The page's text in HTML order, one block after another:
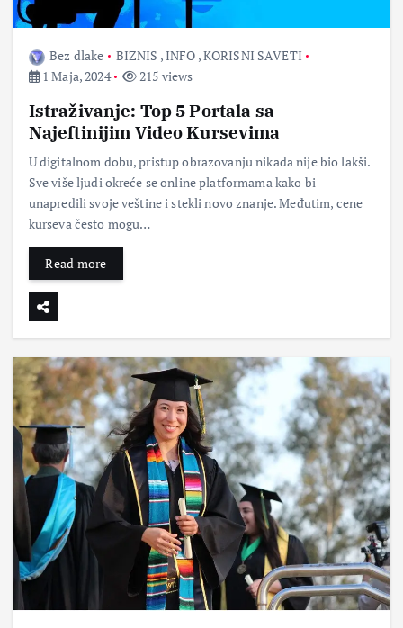
Bez dlake BIZNIS ,INFO ,KORISNI SAVETI
1 Maja, 2024
215 views
Istraživanje: Top 5 Portala sa
Najeftinijim Video Kursevima
U digitalnom dobu, pristup obrazovanju nikada nije bio lakši.
Sve više ljudi okreće se online platformama kako bi
unapredili svoje veštine i stekli novo znanje. Međutim, cene
kurseva često mogu…
Read more